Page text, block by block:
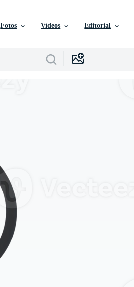
Fotos Vídeos Editorial